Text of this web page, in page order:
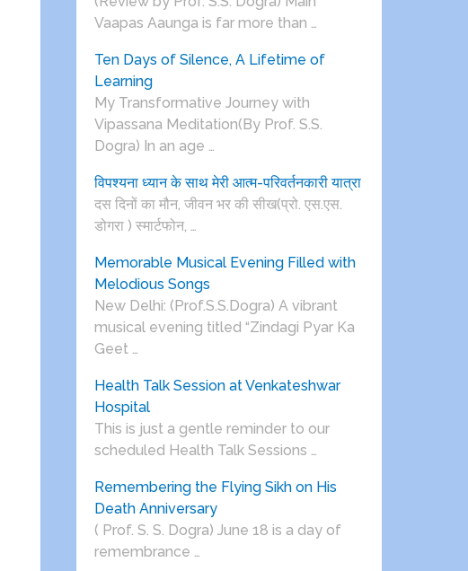
Vaapas Aaunga is far more than …
Ten Days of Silence, A Lifetime of
Learning
My Transformative Journey with
Vipassana Meditation(By Prof. S.S.
Dogra) In an age …
विपश्यना ध्यान के साथ मेरी आत्म-परिवर्तनकारी यात्रा
दस दिनों का मौन, जीवन भर की सीख(प्रो. एस.एस.
डोगरा ) स्मार्टफोन, …
Memorable Musical Evening Filled with
Melodious Songs
New Delhi: (Prof.S.S.Dogra) A vibrant
musical evening titled “Zindagi Pyar Ka
Geet …
Health Talk Session at Venkateshwar
Hospital
This is just a gentle reminder to our
scheduled Health Talk Sessions …
Remembering the Flying Sikh on His
Death Anniversary
( Prof. S. S. Dogra) June 18 is a day of
remembrance …